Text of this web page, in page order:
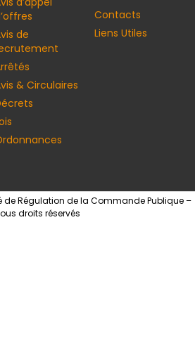
de
& Circulaires
Contacts
Liens Utiles
de Régulation de la Commande Publique –
droits réservés